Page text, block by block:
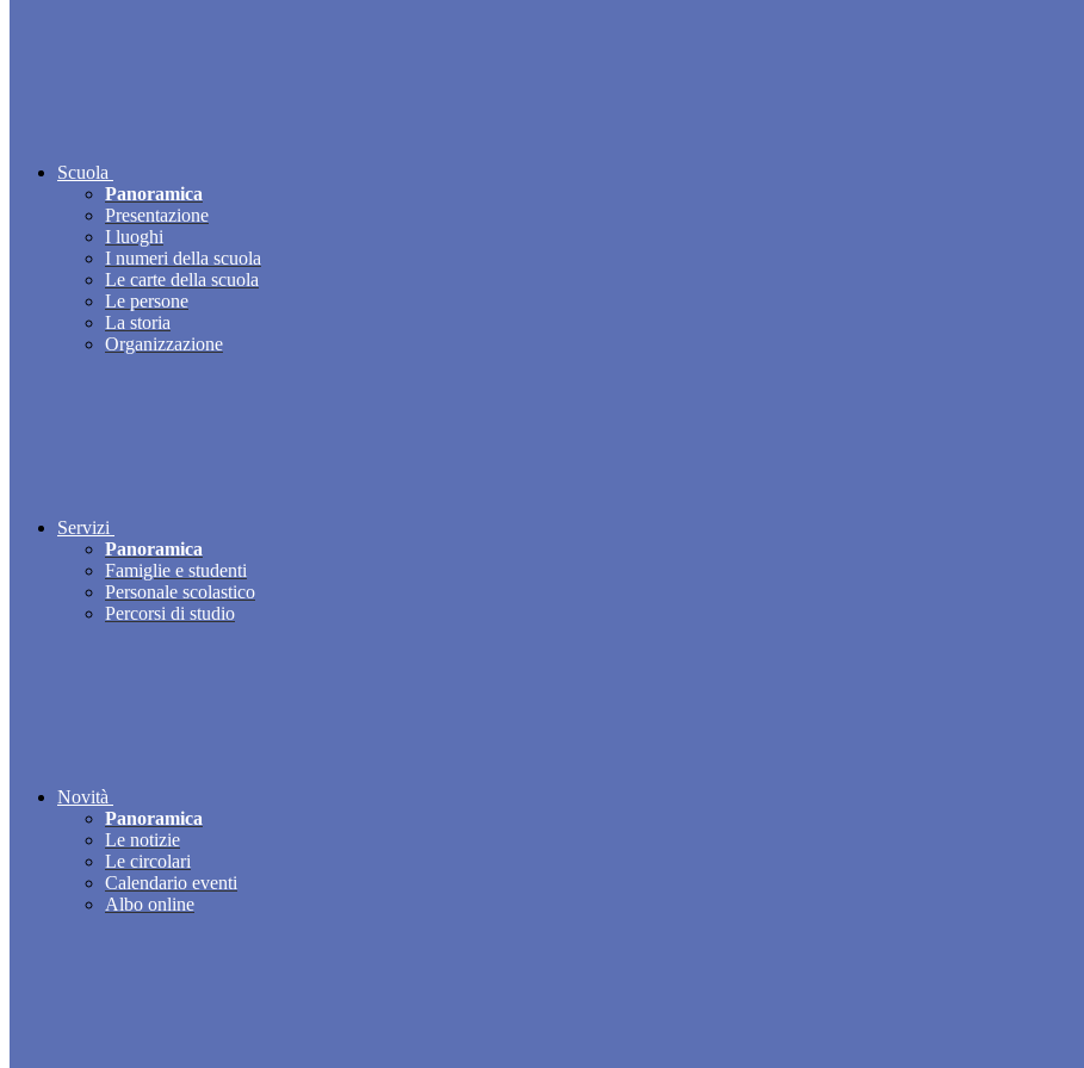
Scuola
Panoramica
Presentazione
I luoghi
I numeri della scuola
Le carte della scuola
Le persone
La storia
Organizzazione
Servizi
Panoramica
Famiglie e studenti
Personale scolastico
Percorsi di studio
Novità
Panoramica
Le notizie
Le circolari
Calendario eventi
Albo online